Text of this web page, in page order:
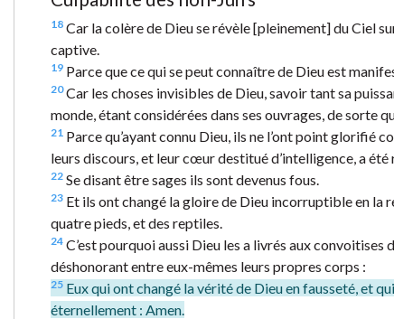
18 Car la colère de Dieu se révèle [pleinement] du Ciel
captive.
19 Parce que ce qui se peut connaître de Dieu est
20Car les choses invisibles de Dieu, savoir tant sa
monde, étant considérées dans ses ouvrages, de sorte
21 Parce qu’ayant connu Dieu, ils ne l’ont point glorifié
leurs discours, et leur cœur destitué d’intelligence, a été
22 Se disant être sages ils sont devenus fous.
23 Et ils ont changé la gloire de Dieu incorruptible en la
quatre pieds, et des reptiles.
24 C’est pourquoi aussi Dieu les a livrés aux
déshonorant entre eux-mêmes leurs propres corps :
25 Eux qui ont changé la vérité de Dieu en fausseté, et
éternellement : Amen.